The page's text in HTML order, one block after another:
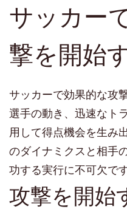
サッカー
撃を開始
サッカーで効果的な攻
選手の動き、迅速なト
用して得点機会を生み
のダイナミクスと相手
功する実行に不可欠です
攻撃を開始